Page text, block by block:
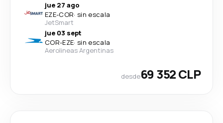
jue 27 ago
EZE-COR· sin escala
JetSmart
jue 03 sept
COR-EZE· sin escala
Aerolineas Argentinas
desde69 352 CLP